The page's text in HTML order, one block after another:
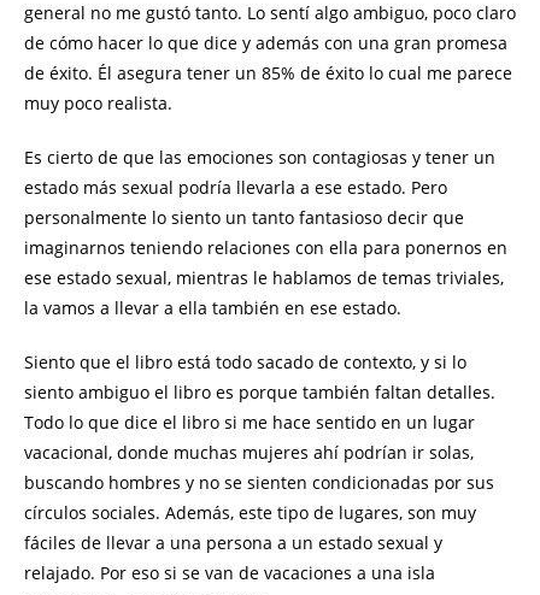
general no me gustó tanto. Lo sentí algo ambiguo, poco claro
de cómo hacer lo que dice y además con una gran promesa
de éxito. Él asegura tener un 85% de éxito lo cual me parece
muy poco realista.
Es cierto de que las emociones son contagiosas y tener un
estado más sexual podría llevarla a ese estado. Pero
personalmente lo siento un tanto fantasioso decir que
imaginarnos teniendo relaciones con ella para ponernos en
ese estado sexual, mientras le hablamos de temas triviales,
la vamos a llevar a ella también en ese estado.
Siento que el libro está todo sacado de contexto, y si lo
siento ambiguo el libro es porque también faltan detalles.
Todo lo que dice el libro si me hace sentido en un lugar
vacacional, donde muchas mujeres ahí podrían ir solas,
buscando hombres y no se sienten condicionadas por sus
círculos sociales. Además, este tipo de lugares, son muy
fáciles de llevar a una persona a un estado sexual y
relajado. Por eso si se van de vacaciones a una isla